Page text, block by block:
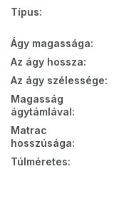
Típus:
Ágy magassága:
Az ágy hossza:
Az ágy szélessége:
Magasság
ágytámlával:
Matrac
hosszúsága:
Túlméretes: